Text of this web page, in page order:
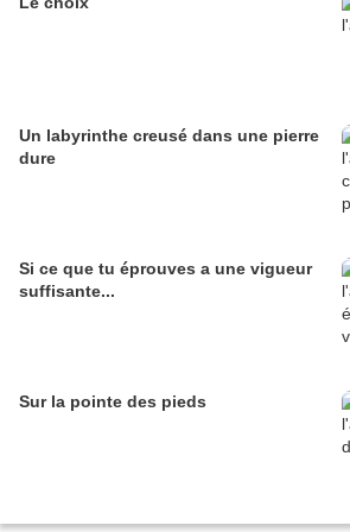
Un labyrinthe creusé dans une pierre
dure
Si ce que tu éprouves a une vigueur
suffisante...
Sur la pointe des pieds